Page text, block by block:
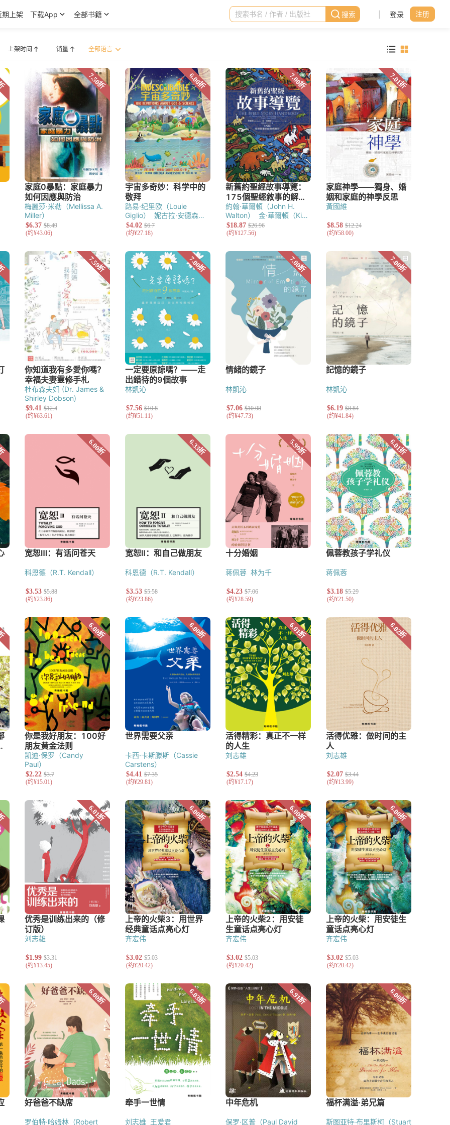
期上架 下载App 全部书籍 登录 注册
·派博（John Piper）
教研究
术
上架时间 销量
梅麗莎·米勒（Mellissa A.
Miller）
路易·纪里欧（Louie
Giglio）
妮古拉·安德森
（Nicola Anderson）
約翰·華爾頓（John H.
Walton）
金·華爾頓（Kim
Walton）
黃國維
杜布森夫妇 (Dr. James &
Shirley Dobson)
林凱沁 林凱沁 林凱沁
科恩德（R.T. Kendall） 科恩德（R.T. Kendall） 蒋佩蓉 林为千 蒋佩蓉
凯迪·保罗（Candy
Paul）
卡西·卡斯滕斯（Cassie
Carstens）
刘志雄 刘志雄
刘志雄 齐宏伟 齐宏伟 齐宏伟
罗伯特·哈姆林（Robert 刘志雄 王爱君 保罗·区普（Paul David 斯图亚特·布里斯柯（Stuart